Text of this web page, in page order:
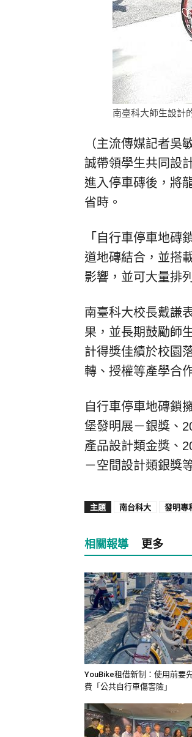
南臺科大師生設計
（主流傳媒記者吳
誠帶領學生共同設
進入停車磚後，將
省時。
「自行車停車地磚
道地磚結合，並搭
影響，並可大量排
南臺科大校長戴謙
果，並長期鼓勵師
計得獎佳績於校園
轉、授權等產學合
自行車停車地磚鎖
堡發明展－銀獎、
產品設計類金獎、
－空間設計類銀獎
主題 南台科大 發明專
相關報導 更多
YouBike租借新制：使用前要
費「公共自行車傷害險」